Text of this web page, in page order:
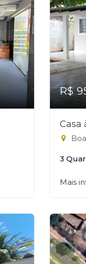
R$
Casa
3
Mais